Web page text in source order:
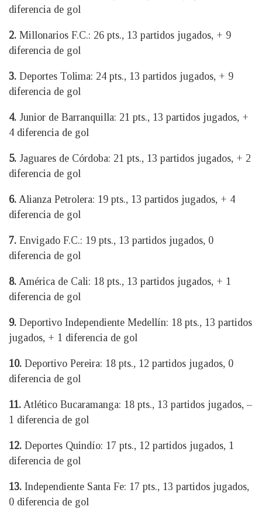
diferencia de gol
2. Millonarios F.C.: 26 pts., 13 partidos jugados, + 9
diferencia de gol
3. Deportes Tolima: 24 pts., 13 partidos jugados, + 9
diferencia de gol
4. Junior de Barranquilla: 21 pts., 13 partidos jugados, +
4 diferencia de gol
5. Jaguares de Córdoba: 21 pts., 13 partidos jugados, + 2
diferencia de gol
6. Alianza Petrolera: 19 pts., 13 partidos jugados, + 4
diferencia de gol
7. Envigado F.C.: 19 pts., 13 partidos jugados, 0
diferencia de gol
8. América de Cali: 18 pts., 13 partidos jugados, + 1
diferencia de gol
9. Deportivo Independiente Medellín: 18 pts., 13 partidos
jugados, + 1 diferencia de gol
10. Deportivo Pereira: 18 pts., 12 partidos jugados, 0
diferencia de gol
11. Atlético Bucaramanga: 18 pts., 13 partidos jugados, –
1 diferencia de gol
12. Deportes Quindío: 17 pts., 12 partidos jugados, 1
diferencia de gol
13. Independiente Santa Fe: 17 pts., 13 partidos jugados,
0 diferencia de gol